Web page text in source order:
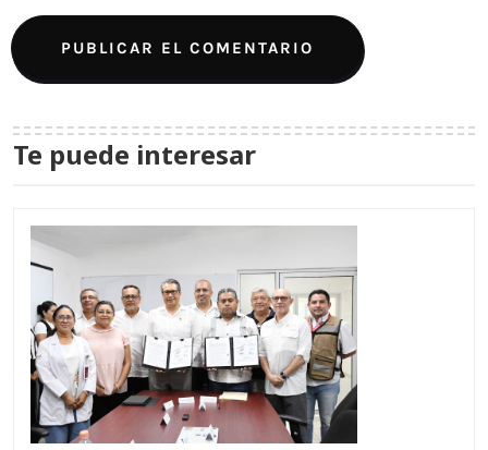
Te puede interesar